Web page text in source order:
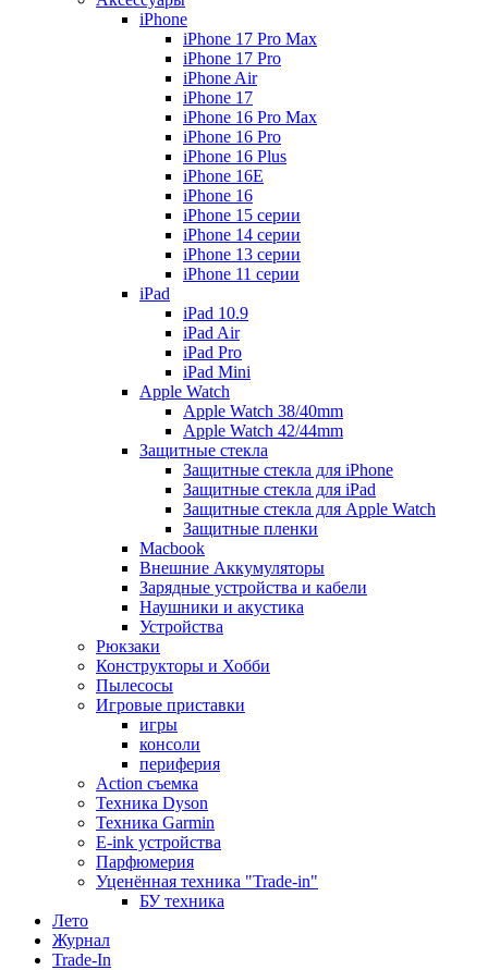
iPhone
iPhone 17 Pro Max
iPhone 17 Pro
iPhone Air
iPhone 17
iPhone 16 Pro Max
iPhone 16 Pro
iPhone 16 Plus
iPhone 16E
iPhone 16
iPhone 15 серии
iPhone 14 серии
iPhone 13 серии
iPhone 11 серии
iPad
iPad 10.9
iPad Air
iPad Pro
iPad Mini
Apple Watch
Apple Watch 38/40mm
Apple Watch 42/44mm
Защитные стекла
Защитные стекла для iPhone
Защитные стекла для iPad
Защитные стекла для Apple Watch
Защитные пленки
Macbook
Внешние Аккумуляторы
Зарядные устройства и кабели
Наушники и акустика
Устройства
Рюкзаки
Конструкторы и Хобби
Пылесосы
Игровые приставки
игры
консоли
периферия
Action съемка
Техника Dyson
Техника Garmin
E-ink устройства
Парфюмерия
Уценённая техника "Trade-in"
БУ техника
Лето
Журнал
Trade-In